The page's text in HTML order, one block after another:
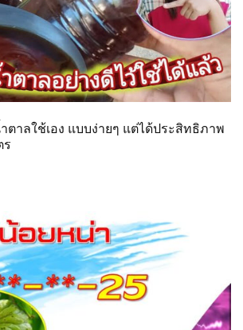
าลใช้เอง แบบง่ายๆ แต่ได้ประสิทธิภาพ
ร